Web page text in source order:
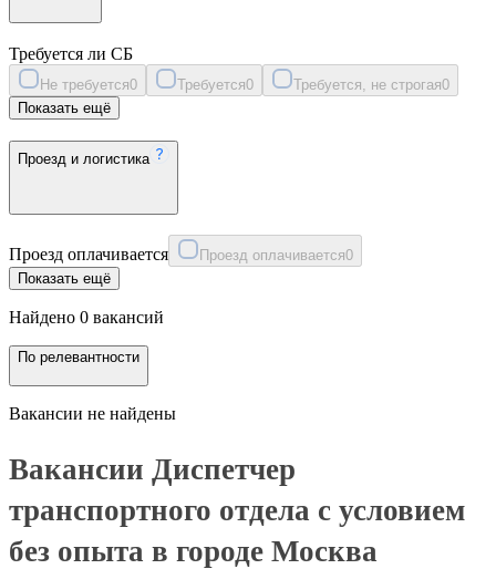
Требуется ли СБ
Не требуется0 Требуется0 Требуется, не строгая0
Показать ещё
Проезд и логистика
Проезд оплачивается Проезд оплачивается0
Показать ещё
Найдено 0 вакансий
По релевантности
Вакансии не найдены
Вакансии Диспетчер
транспортного отдела с условием
без опыта в городе Москва